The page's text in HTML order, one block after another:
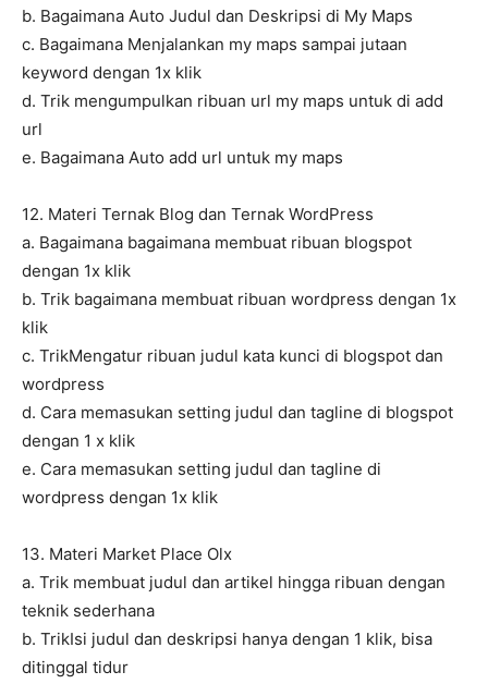
b. Bagaimana Auto Judul dan Deskripsi di My Maps
c. Bagaimana Menjalankan my maps sampai jutaan
keyword dengan 1x klik
d. Trik mengumpulkan ribuan url my maps untuk di add
url
e. Bagaimana Auto add url untuk my maps
12. Materi Ternak Blog dan Ternak WordPress
a. Bagaimana bagaimana membuat ribuan blogspot
dengan 1x klik
b. Trik bagaimana membuat ribuan wordpress dengan 1x
klik
c. TrikMengatur ribuan judul kata kunci di blogspot dan
wordpress
d. Cara memasukan setting judul dan tagline di blogspot
dengan 1 x klik
e. Cara memasukan setting judul dan tagline di
wordpress dengan 1x klik
13. Materi Market Place Olx
a. Trik membuat judul dan artikel hingga ribuan dengan
teknik sederhana
b. TrikIsi judul dan deskripsi hanya dengan 1 klik, bisa
ditinggal tidur